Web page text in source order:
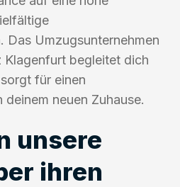
Das Umzugsunternehmen
Klagenfurt begleitet dich
für einen
neuen Zuhause.
unsere
ihren